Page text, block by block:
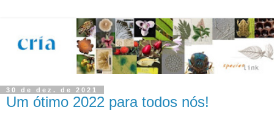
30 de dez. de 2021
Um ótimo 2022 para todos nós!